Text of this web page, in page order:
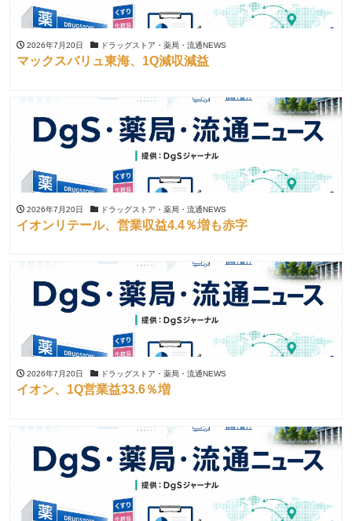
2026年7月20日 ドラッグストア・薬局・流通NEWS
マックスバリュ東海、1Q減収減益
2026年7月20日 ドラッグストア・薬局・流通NEWS
イオンリテール、営業収益4.4％増も赤字
2026年7月20日 ドラッグストア・薬局・流通NEWS
イオン、1Q営業益33.6％増